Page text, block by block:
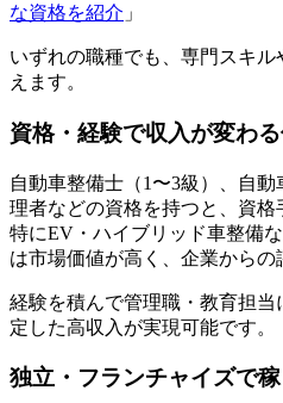
な資格を紹介 」
いずれの職種でも、専門スキ
えます。
資格・経験で収入が変わ
自動車整備士（1〜3級）、自
理者などの資格を持つと、資格
特にEV・ハイブリッド車整備
は市場価値が高く、企業からの
経験を積んで管理職・教育担
定した高収入が実現可能です。
独立・フランチャイズで